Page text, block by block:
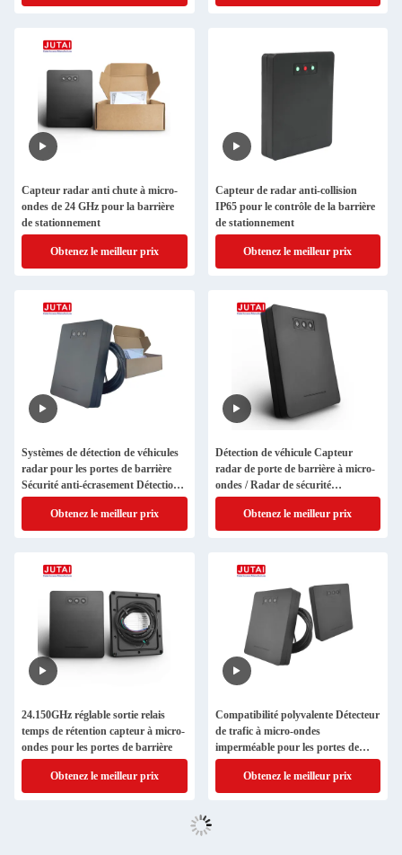
Capteur radar anti chute à micro-
ondes de 24 GHz pour la barrière
de stationnement
Obtenez le meilleur prix
Capteur de radar anti-collision
IP65 pour le contrôle de la barrière
de stationnement
Obtenez le meilleur prix
Systèmes de détection de véhicules
radar pour les portes de barrière
Sécurité anti-écrasement Détection
de 1 à 6 m
Obtenez le meilleur prix
Détection de véhicule Capteur
radar de porte de barrière à micro-
ondes / Radar de sécurité
imperméable IP67
Obtenez le meilleur prix
24.150GHz réglable sortie relais
temps de rétention capteur à micro-
ondes pour les portes de barrière
Obtenez le meilleur prix
Compatibilité polyvalente Détecteur
de trafic à micro-ondes
imperméable pour les portes de
barrière
Obtenez le meilleur prix